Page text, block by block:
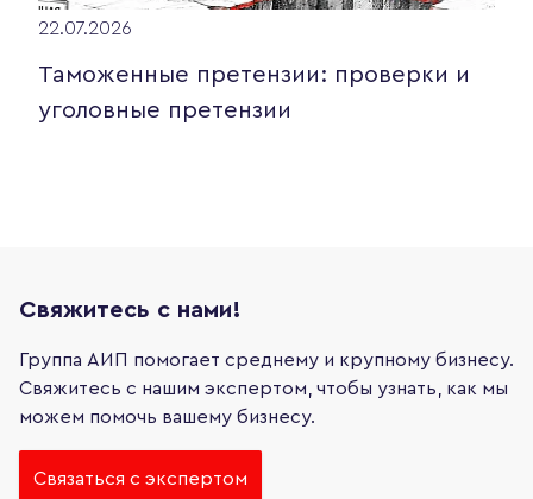
22.07.2026
Таможенные претензии: проверки и
уголовные претензии
Свяжитесь с нами!
Группа АИП помогает среднему и крупному бизнесу.
Свяжитесь с нашим экспертом, чтобы узнать, как мы
можем помочь вашему бизнесу.
Связаться с экспертом